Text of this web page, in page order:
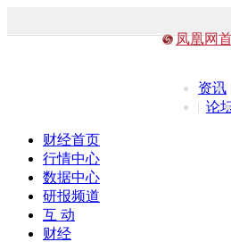
凤凰网
资讯
论
财经首页
行情中心
数据中心
研报频道
互 动
财经